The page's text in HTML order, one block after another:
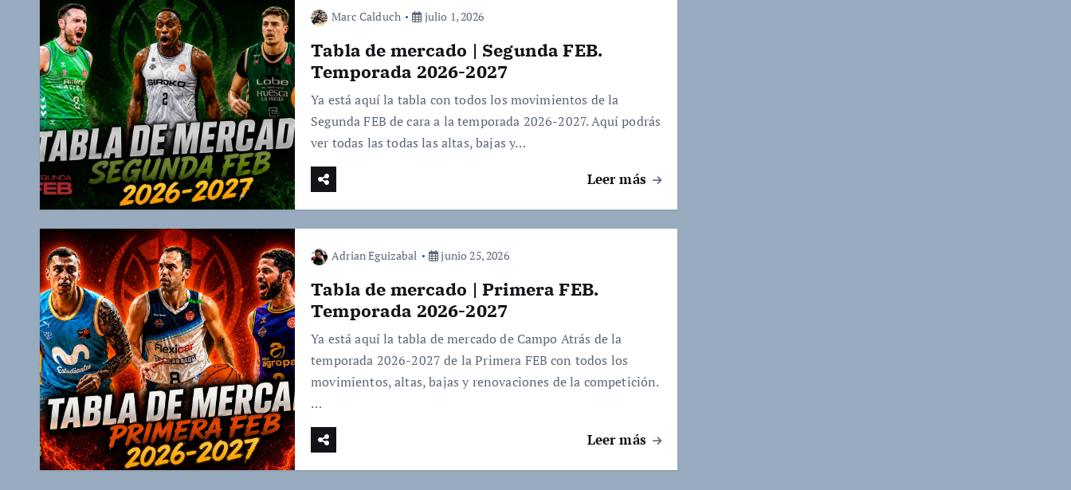
Marc Calduch julio 1, 2026
Tabla de mercado | Segunda FEB.
Temporada 2026-2027
Ya está aquí la tabla con todos los movimientos de la
Segunda FEB de cara a la temporada 2026-2027. Aquí podrás
ver todas las todas las altas, bajas y…
Leer más
Adrian Eguizabal junio 25, 2026
Tabla de mercado | Primera FEB.
Temporada 2026-2027
Ya está aquí la tabla de mercado de Campo Atrás de la
temporada 2026-2027 de la Primera FEB con todos los
movimientos, altas, bajas y renovaciones de la competición.
…
Leer más